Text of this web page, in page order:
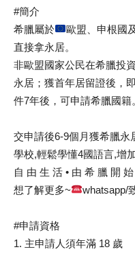
#簡介​
希臘屬於
歐盟、申根國
直接拿永居。
非歐盟國家公民在希臘投
永居；獲首年居留證後，
件7年後，可申請希臘國籍
交申請後6-9個月獲希臘永
學校,輕鬆學懂4國語言,增
自 由 生 活 • 由 希 臘 開 始
想了解更多~
whatsapp/
#申請資格​
1. 主申請人須年滿 18 歲